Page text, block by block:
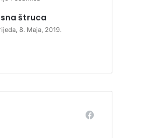
štruca
8. Maja, 2019.